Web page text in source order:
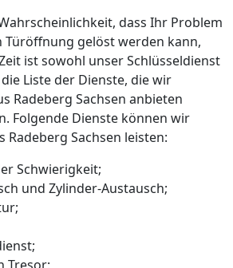
dass Ihr Problem
Türöffnung gelöst werden kann,
ist sowohl unser Schlüsseldienst
Liste der Dienste, die wir
Radeberg Sachsen anbieten
Folgende Dienste können wir
Radeberg Sachsen leisten:
Schwierigkeit;
und Zylinder-Austausch;